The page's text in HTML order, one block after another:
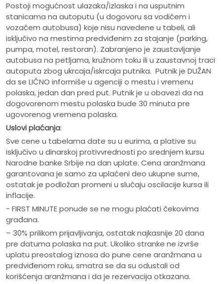
Postoji mogućnost ulazaka/izlaska i na usputnim
stanicama na autoputu (u dogovoru sa vodičem i
vozačem autobusa) koje nisu navedene u tabeli, ali
isključivo na mestima predviđenim za stajanje (parking,
pumpa, motel, restoran). Zabranjeno je zaustavljanje
autobusa na petljama, kružnom toku ili u zaustavnoj traci
autoputa zbog ukrcaja/iskrcaja putnika. Putnik je DUŽAN
da se LIČNO informiše u agenciji o mestu i vremenu
polaska, jedan dan pred put. Putnik je u obavezi da na
dogovorenom mestu polaska bude 30 minuta pre
ugovorenog vremena polaska.
Uslovi plaćanja:
Sve cene u tabelama date su u eurima, a plative su
isključivo u dinarskoj protivvrednosti po srednjem kursu
Narodne banke Srbije na dan uplate. Cena aranžmana
garantovana je samo za uplaćeni deo ukupne sume,
ostatak je podložan promeni u slučaju oscilacije kursa ili
inflacije.
- FIRST MINUTE ponude se ne mogu plaćati čekovima
građana.
– 30% prilikom prijavljivanja, ostatak najkasnije 20 dana
pre datuma polaska na put. Ukoliko stranke ne izvrše
uplatu preostalog iznosa do pune cene aranžmana u
predviđenom roku, smatra se da su odustali od
korišćenja aranžmana i da je rezervacija otkazana.